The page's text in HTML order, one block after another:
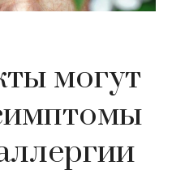
могут